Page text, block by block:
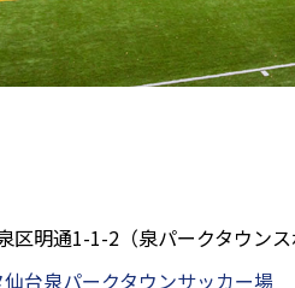
区明通1-1-2（泉パークタウンス
台泉パークタウンサッカー場